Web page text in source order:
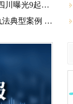
起典型案件
州一案例入选

